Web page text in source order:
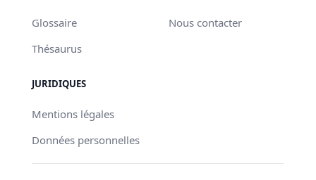
Glossaire
Thésaurus
Nous contacter
JURIDIQUES
Mentions légales
Données personnelles